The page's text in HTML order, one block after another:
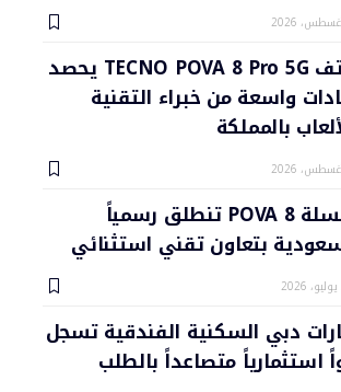
هاتف TECNO POVA 8 Pro 5G يحصد
واسعة من خبراء التقنية
بالمملكة
سلسلة POVA 8 تنطلق رسمياً
بتعاون تقني استثنائي
دبي السكنية الفندقية تسجل
استثمارياً متصاعداً بالطلب